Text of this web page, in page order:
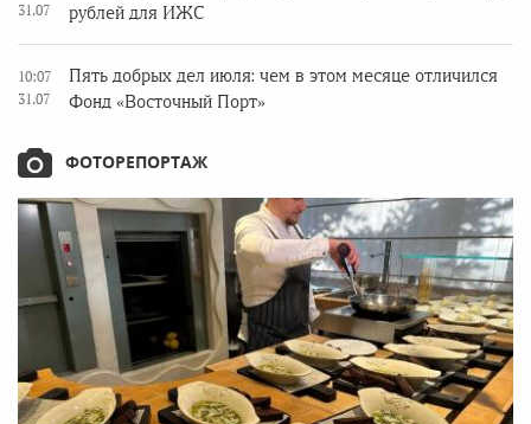
31.07
рублей для ИЖС
10:07
31.07
Пять добрых дел июля: чем в этом месяце отличился
Фонд «Восточный Порт»
ФОТОРЕПОРТАЖ